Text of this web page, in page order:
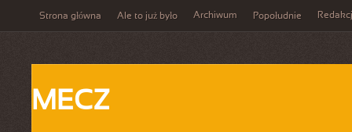
Strona główna Ale to już było Archiwum Popołudnie
MECZ